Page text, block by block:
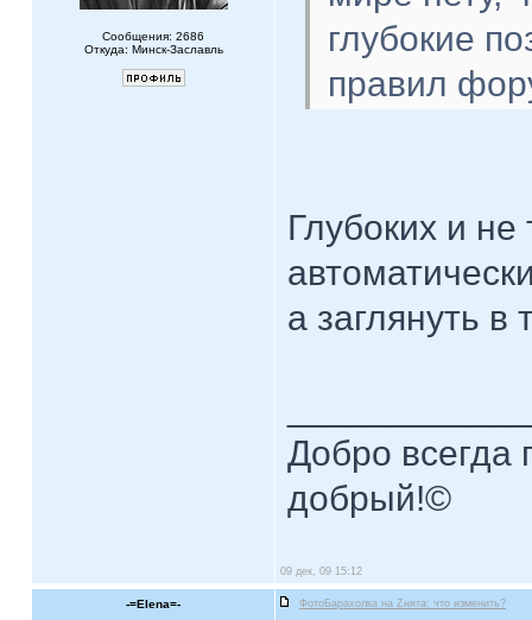
Сообщения: 2686
Откуда: Минск-Заславль
глубокие
правил
Глубоких и не
а заглянуть в
Добро всегда
добрый!©
09 дек, 09 15:12
-=Elena=- ФотоБарахолка на Zнята: что изменить?